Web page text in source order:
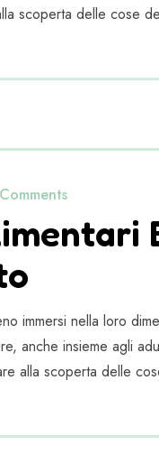
scoperta delle cose
immersi nella loro
anche insieme agli
alla scoperta delle